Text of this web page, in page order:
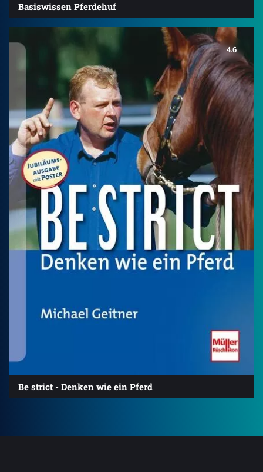
Basiswissen Pferdehuf
4.6
Be strict - Denken wie ein Pferd